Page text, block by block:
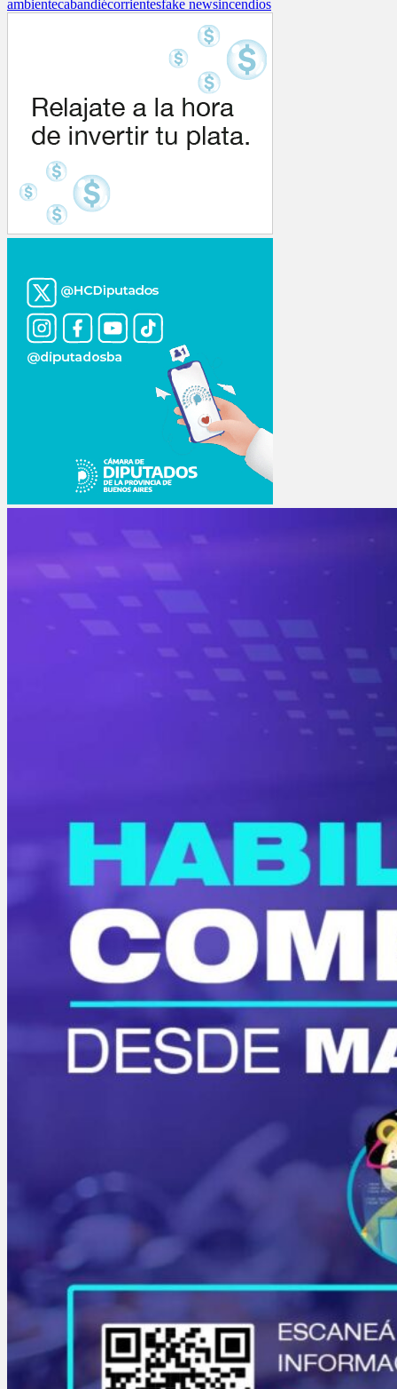
ambientecabandiécorrientesfake newsincendios